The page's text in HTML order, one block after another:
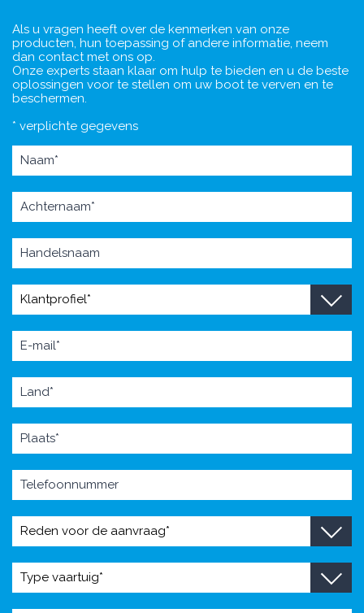
Als u vragen heeft over de kenmerken van onze
producten, hun toepassing of andere informatie, neem
dan contact met ons op.
Onze experts staan klaar om hulp te bieden en u de beste
oplossingen voor te stellen om uw boot te verven en te
beschermen.
* verplichte gegevens